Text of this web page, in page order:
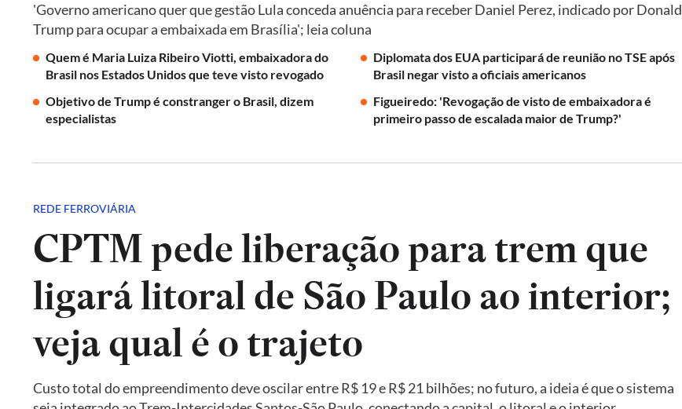
'Governo americano quer que gestão Lula conceda anuência para receber Daniel Perez, indicado por Donald
Trump para ocupar a embaixada em Brasília'; leia coluna
Quem é Maria Luiza Ribeiro Viotti, embaixadora do
Brasil nos Estados Unidos que teve visto revogado
Diplomata dos EUA participará de reunião no TSE após
Brasil negar visto a oficiais americanos
Objetivo de Trump é constranger o Brasil, dizem
especialistas
Figueiredo: 'Revogação de visto de embaixadora é
primeiro passo de escalada maior de Trump?'
REDE FERROVIÁRIA
CPTM pede liberação para trem que
ligará litoral de São Paulo ao interior;
veja qual é o trajeto
Custo total do empreendimento deve oscilar entre R$ 19 e R$ 21 bilhões; no futuro, a ideia é que o sistema